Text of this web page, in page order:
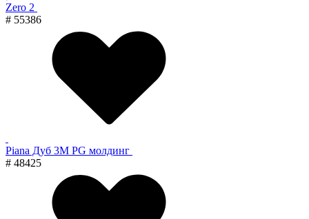
Zero 2
# 55386
Piana Дуб 3M PG молдинг
# 48425